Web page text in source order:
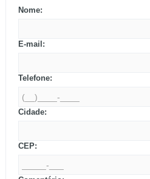
Nome:
E-mail:
Telefone:
Cidade:
CEP: